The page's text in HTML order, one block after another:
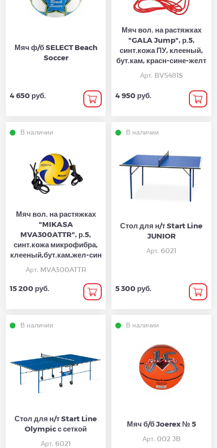
Мяч ф/б SELECT Beach
Soccer
4 650 руб.
Мяч вол. на растяжках
"GALA Jump", р.5,
синт.кожа ПУ, клееный,
бут.кам, красн-сине-желт
Арт. BV5481S
4 950 руб.
В наличии
Мяч вол. на растяжках
"MIKASA
MVA300ATTR", р.5,
синт.кожа микрофибра,
клееный,бут.кам,жел-син
Арт. MVA300ATTR
15 200 руб.
В наличии
Стол для н/т Start Line
JUNIOR
Арт. 6021
5 300 руб.
В наличии
Стол для н/т Start Line
Olympic с сеткой
Арт. 6021
В наличии
Мяч б/б Joerex № 5
Арт. 002 JB